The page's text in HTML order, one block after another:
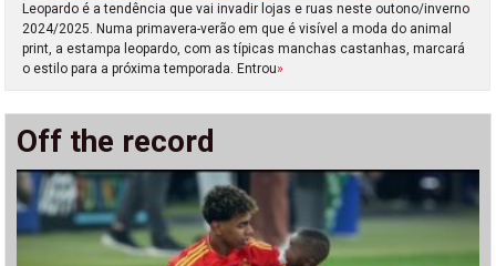
Leopardo é a tendência que vai invadir lojas e ruas neste outono/inverno
2024/2025. Numa primavera-verão em que é visível a moda do animal
print, a estampa leopardo, com as típicas manchas castanhas, marcará
o estilo para a próxima temporada. Entrou»
Off the record